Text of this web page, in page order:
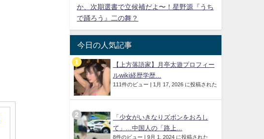
か、次期選書で立候補だよ〜！星野源『うち
で踊ろう』二の舞？
今日の人気記事
【上方落語家】月亭太遊プロフィー
ルwiki経歴学歴...
111件のビュー | 1月 17, 2026 に投稿された
「少女がいきなりズボンをおろし
て」…中国人の「路上...
8件のビュー | 9月 1, 2024 に投稿された